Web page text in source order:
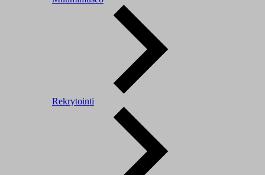
Rekrytointi